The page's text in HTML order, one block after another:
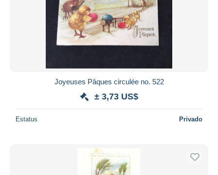
Joyeuses Pâques circulée no. 522
± 3,73 US$
Estatus Privado